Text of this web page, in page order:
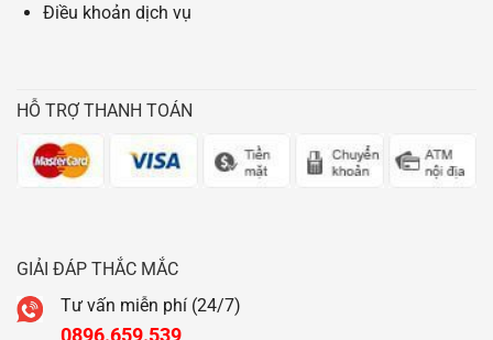
Điều khoản dịch vụ
HỖ TRỢ THANH TOÁN
GIẢI ĐÁP THẮC MẮC
Tư vấn miễn phí (24/7)